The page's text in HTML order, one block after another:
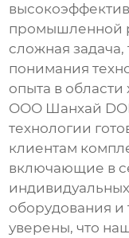
промышленной
сложная
понимания
опыта в
ООО Шанхай
технологии
клиентам
включающие в
оборудования
уверены, что